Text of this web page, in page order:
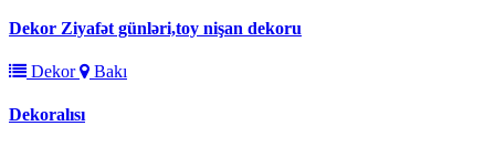
Dekor Ziyafət günləri,toy nişan dekoru
Dekor Bakı
Dekoralısı